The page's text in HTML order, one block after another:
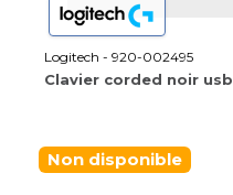
Logitech - 920-002495
Clavier corded noir usb
Non disponible